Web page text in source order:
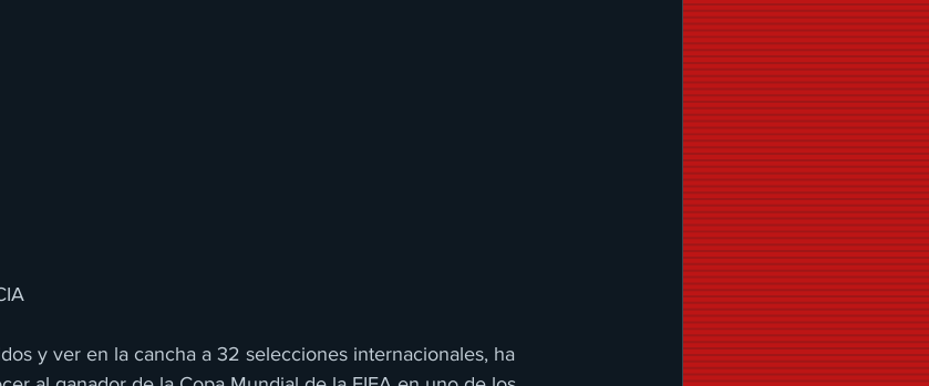
y ver en la cancha a 32 selecciones internacionales, ha